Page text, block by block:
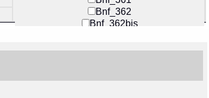
Bnf_362
Bnf_362bis
Docs_México